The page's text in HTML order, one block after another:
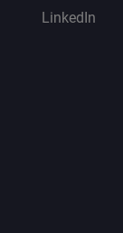
LinkedIn